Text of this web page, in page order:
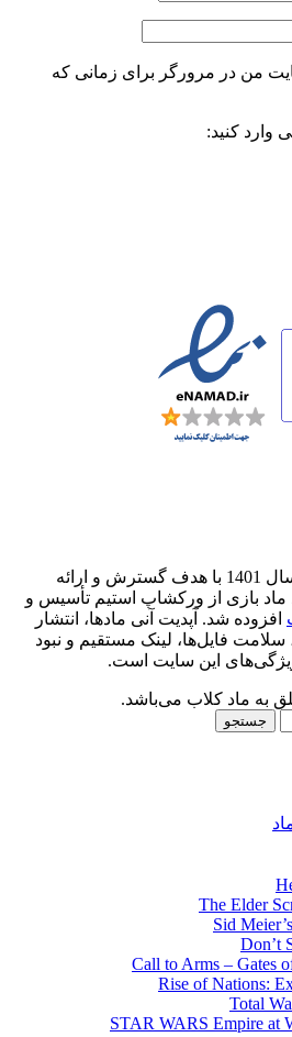
من در مرورگر برای زمانی که
وارد کنید:
وبسایت مادکلاب در بهمن سال 1401 با هدف گسترش و ارائه
بازی از ورکشاپ استیم تأسیس و
افزوده شد. آپدیت آنی مادها، انتشار
سلامت فایل‌ها، لینک مستقیم و نبود
این سایت است.
به ماد کلاب می‌باشد.
جستجو
The Elder
Sid
Don’t
Call to Arms – Gates
Rise of Nations:
Total
STAR WARS Empire at